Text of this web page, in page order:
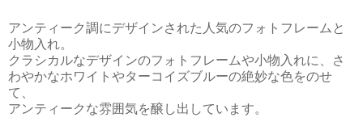
アンティーク調にデザインされた人気のフォトフレームと
小物入れ。
クラシカルなデザインのフォトフレームや小物入れに、さ
わやかなホワイトやターコイズブルーの絶妙な色をのせ
て、
アンティークな雰囲気を醸し出しています。